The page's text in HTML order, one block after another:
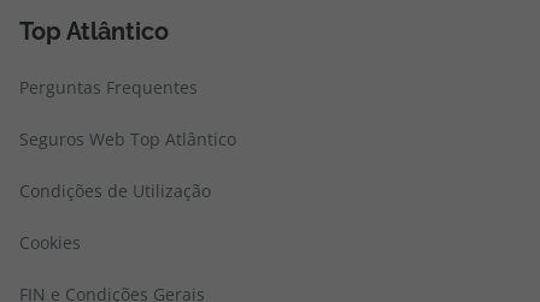
Top Atlântico
Perguntas Frequentes
Seguros Web Top Atlântico
Condições de Utilização
Cookies
FIN e Condições Gerais